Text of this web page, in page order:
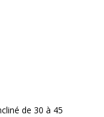
de 30 à 45